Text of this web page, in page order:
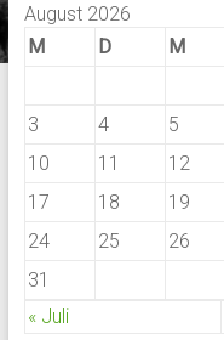
August 2026
M
D M
3
4 5
10
11 12
17
18 19
24
25 26
31
« Juli